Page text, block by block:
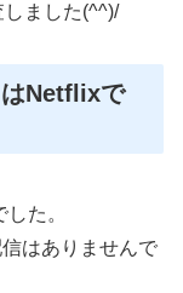
ました(^^)/
はNetflixで
た。
はありませんで